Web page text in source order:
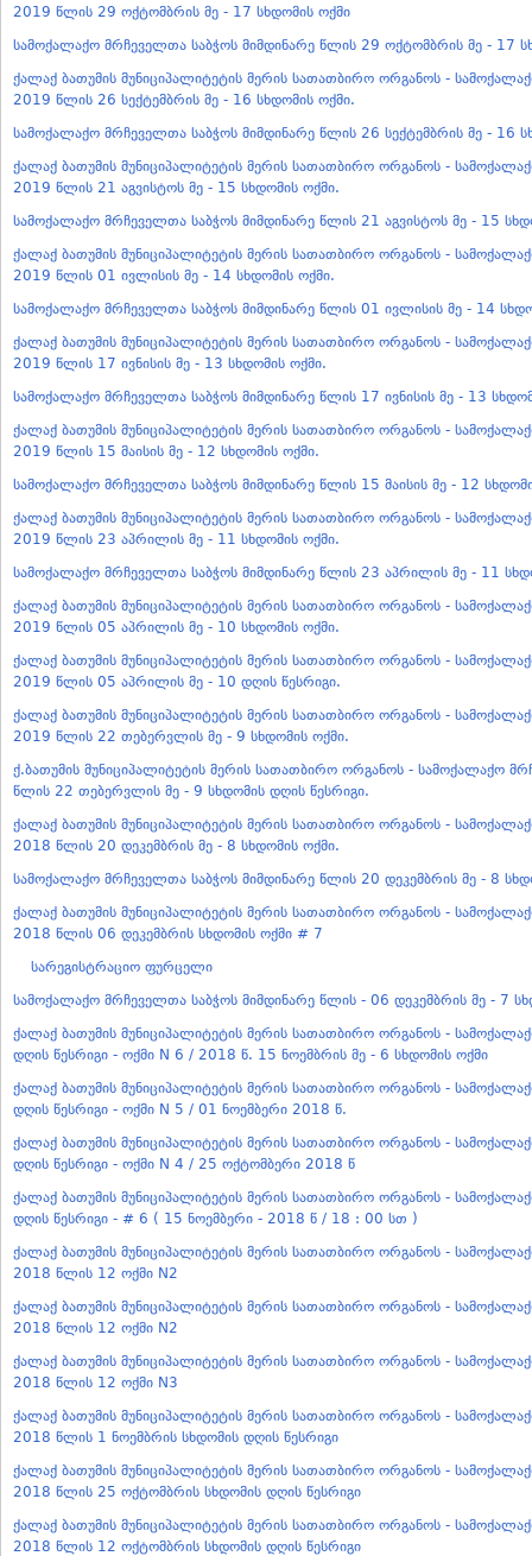
2019 წლის 29 ოქტომბრის მე - 17 სხდომის ოქმი
სამოქალაქო მრჩეველთა საბჭოს მიმდინარე წლის 29 ოქტომბრის მე - 17
ქალაქ ბათუმის მუნიციპალიტეტის მერის სათათბირო ორგანოს -
2019 წლის 26 სექტემბრის მე - 16 სხდომის ოქმი.
სამოქალაქო მრჩეველთა საბჭოს მიმდინარე წლის 26 სექტემბრის მე - 16
ქალაქ ბათუმის მუნიციპალიტეტის მერის სათათბირო ორგანოს -
2019 წლის 21 აგვისტოს მე - 15 სხდომის ოქმი.
სამოქალაქო მრჩეველთა საბჭოს მიმდინარე წლის 21 აგვისტოს მე - 15
ქალაქ ბათუმის მუნიციპალიტეტის მერის სათათბირო ორგანოს -
2019 წლის 01 ივლისის მე - 14 სხდომის ოქმი.
სამოქალაქო მრჩეველთა საბჭოს მიმდინარე წლის 01 ივლისის მე - 14
ქალაქ ბათუმის მუნიციპალიტეტის მერის სათათბირო ორგანოს -
2019 წლის 17 ივნისის მე - 13 სხდომის ოქმი.
სამოქალაქო მრჩეველთა საბჭოს მიმდინარე წლის 17 ივნისის მე - 13
ქალაქ ბათუმის მუნიციპალიტეტის მერის სათათბირო ორგანოს -
2019 წლის 15 მაისის მე - 12 სხდომის ოქმი.
სამოქალაქო მრჩეველთა საბჭოს მიმდინარე წლის 15 მაისის მე - 12
ქალაქ ბათუმის მუნიციპალიტეტის მერის სათათბირო ორგანოს -
2019 წლის 23 აპრილის მე - 11 სხდომის ოქმი.
სამოქალაქო მრჩეველთა საბჭოს მიმდინარე წლის 23 აპრილის მე - 11
ქალაქ ბათუმის მუნიციპალიტეტის მერის სათათბირო ორგანოს -
2019 წლის 05 აპრილის მე - 10 სხდომის ოქმი.
ქალაქ ბათუმის მუნიციპალიტეტის მერის სათათბირო ორგანოს -
2019 წლის 05 აპრილის მე - 10 დღის წესრიგი.
ქალაქ ბათუმის მუნიციპალიტეტის მერის სათათბირო ორგანოს -
2019 წლის 22 თებერვლის მე - 9 სხდომის ოქმი.
ქ.ბათუმის მუნიციპალიტეტის მერის სათათბირო ორგანოს - სამოქალაქო
წლის 22 თებერვლის მე - 9 სხდომის დღის წესრიგი.
ქალაქ ბათუმის მუნიციპალიტეტის მერის სათათბირო ორგანოს -
2018 წლის 20 დეკემბრის მე - 8 სხდომის ოქმი.
სამოქალაქო მრჩეველთა საბჭოს მიმდინარე წლის 20 დეკემბრის მე - 8
ქალაქ ბათუმის მუნიციპალიტეტის მერის სათათბირო ორგანოს -
2018 წლის 06 დეკემბრის სხდომის ოქმი # 7
სარეგისტრაციო ფურცელი
სამოქალაქო მრჩეველთა საბჭოს მიმდინარე წლის - 06 დეკემბრის მე - 7
ქალაქ ბათუმის მუნიციპალიტეტის მერის სათათბირო ორგანოს -
დღის წესრიგი - ოქმი N 6 / 2018 წ. 15 ნოემბრის მე - 6 სხდომის ოქმი
ქალაქ ბათუმის მუნიციპალიტეტის მერის სათათბირო ორგანოს -
დღის წესრიგი - ოქმი N 5 / 01 ნოემბერი 2018 წ.
ქალაქ ბათუმის მუნიციპალიტეტის მერის სათათბირო ორგანოს -
დღის წესრიგი - ოქმი N 4 / 25 ოქტომბერი 2018 წ
ქალაქ ბათუმის მუნიციპალიტეტის მერის სათათბირო ორგანოს -
დღის წესრიგი - # 6 ( 15 ნოემბერი - 2018 წ / 18 : 00 სთ )
ქალაქ ბათუმის მუნიციპალიტეტის მერის სათათბირო ორგანოს -
2018 წლის 12 ოქმი N2
ქალაქ ბათუმის მუნიციპალიტეტის მერის სათათბირო ორგანოს -
2018 წლის 12 ოქმი N2
ქალაქ ბათუმის მუნიციპალიტეტის მერის სათათბირო ორგანოს -
2018 წლის 12 ოქმი N3
ქალაქ ბათუმის მუნიციპალიტეტის მერის სათათბირო ორგანოს -
2018 წლის 1 ნოემბრის სხდომის დღის წესრიგი
ქალაქ ბათუმის მუნიციპალიტეტის მერის სათათბირო ორგანოს -
2018 წლის 25 ოქტომბრის სხდომის დღის წესრიგი
ქალაქ ბათუმის მუნიციპალიტეტის მერის სათათბირო ორგანოს -
2018 წლის 12 ოქტომბრის სხდომის დღის წესრიგი